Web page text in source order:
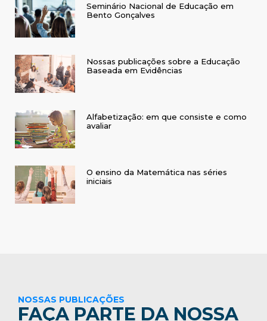
Seminário Nacional de Educação em
Bento Gonçalves
Nossas publicações sobre a Educação
Baseada em Evidências
Alfabetização: em que consiste e como
avaliar
O ensino da Matemática nas séries
iniciais
NOSSAS PUBLICAÇÕES
FAÇA PARTE DA NOSSA